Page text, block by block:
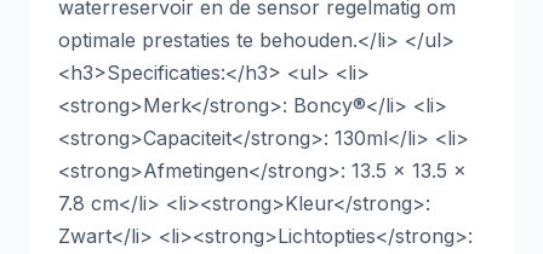
waterreservoir en de sensor regelmatig om
optimale prestaties te behouden.</li> </ul>
<h3>Specificaties:</h3> <ul> <li>
<strong>Merk</strong>: Boncy®</li> <li>
<strong>Capaciteit</strong>: 130ml</li> <li>
<strong>Afmetingen</strong>: 13.5 x 13.5 x
7.8 cm</li> <li><strong>Kleur</strong>:
Zwart</li> <li><strong>Lichtopties</strong>: